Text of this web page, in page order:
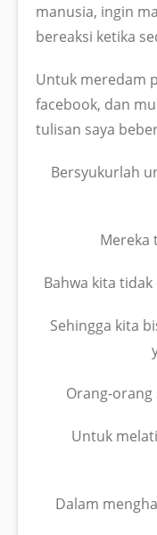
manusia, ingin
bereaksi ketika
Untuk meredam
facebook, dan
tulisan saya
Bersyukurlah
Mereka
Bahwa kita
Sehingga kita
Orang-
Untuk
Dalam